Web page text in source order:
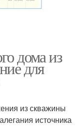
дома из
для
из скважины
источника